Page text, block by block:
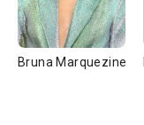
Bruna Marquezine